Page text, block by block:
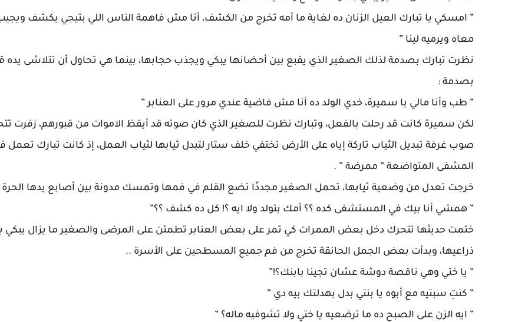
” امسكي يا تبارك العيل الزنان ده لغاية ما أمه تخرج من الكشف، أنا مش فاهمة الناس اللي بتيجي يكشف
معاه ويرميه لينا ”
نظرت تبارك بصدمة لذلك الصغير الذي يقبع بين أحضانها يبكي ويجذب حجابها، بينما هي تحاول أن تتلاشى يده
بصدمة :
” طب وأنا مالي يا سميرة، خدي الولد ده أنا مش فاضية عندي مرور على العنابر ”
لكن سميرة كانت قد رحلت بالفعل، وتبارك نظرت للصغير الذي كان صوته قد أيقظ الاموات من قبورهم، زفرت
صوب غرفة تبديل الثياب تاركة إياه على الأرض تختفي خلف ستار لتبدل ثيابها لثياب العمل، إذ كانت تبارك تعمل
المشفى المتواضعة ” ممرضة ” .
خرجت تعدل من وضعية ثيابها، تحمل الصغير مجددًا تضع القلم في فمها وتمسك مدونة بين أصابع يدها الحرة
” همشي أنا بيك في المستشفى كده ؟؟ أمك بتولد ولا ايه ؟! كل ده كشف ؟؟”
ختمت حديثها تتحرك دخل بعض الممرات كي تمر على بعض العنابر تطمئن على المرضى والصغير ما يزال يبكي
ذراعيها، وبدأت بعض الجمل الحانقة تخرج من فم جميع المسطحين على الأسرة ..
” يا ختي وهي ناقصة دوشة عشان تجينا بابنك؟!”
” كنتِ سبتيه مع أبوه يا بنتي بدل بهدلتك بيه دي ”
” ايه الزن على الصبح ده ما ترضعيه يا ختي ولا تشوفيه ماله؟ ”